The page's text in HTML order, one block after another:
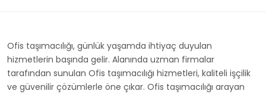
Ofis taşımacılığı, günlük yaşamda ihtiyaç duyulan
hizmetlerin başında gelir. Alanında uzman firmalar
tarafından sunulan Ofis taşımacılığı hizmetleri, kaliteli işçilik
ve güvenilir çözümlerle öne çıkar. Ofis taşımacılığı arayan